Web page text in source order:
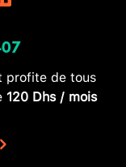
profite de tous
120 Dhs / mois